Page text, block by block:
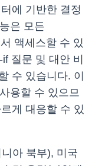
에 기반한 결정
은 모든
액세스할 수 있
질문 및 대안 비
수 있습니다. 이
용할 수 있으므
게 대응할 수 있
아 북부), 미국